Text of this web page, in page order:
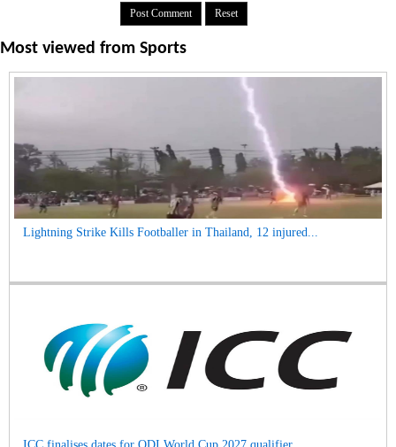
Most viewed from Sports
Lightning Strike Kills Footballer in Thailand, 12 injured...